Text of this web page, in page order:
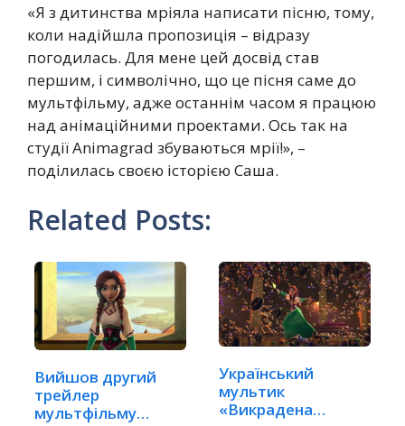
«Я з дитинства мріяла написати пісню, тому,
коли надійшла пропозиція – відразу
погодилась. Для мене цей досвід став
першим, і символічно, що це пісня саме до
мультфільму, адже останнім часом я працюю
над анімаційними проектами. Ось так на
студії Animagrad збуваються мрії!», –
поділилась своєю історією Саша.
Related Posts:
Вийшов другий
трейлер
мультфільму
Український
мультик
«Викрадена